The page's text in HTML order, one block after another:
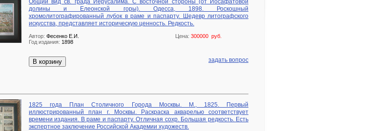
Общий вид св. града Иерусалима. С восточной стороны (от Иосафатовой
долины и Елеонской горы). Одесса, 1898. Роскошный
хромолитографированный лубок в раме и паспарту. Шедевр литографского
искусства, представляет историческую ценность. Редкость.
Цена: 300000 руб.
Автор: Фесенко Е.И.
Год издания: 1898
В корзину задать вопрос
1825 года План Столичного Города Москвы. М., 1825. Первый
иллюстрированный план г. Москвы. Раскраска акварелью соответствует
времени издания. В раме и паспарту. Отличная сохр. Большая редкость. Есть
экспертное заключение Российской Академии художеств.